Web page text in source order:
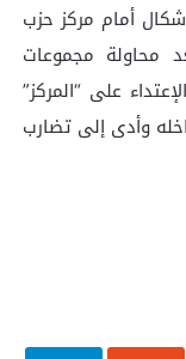
أمام مركز حزب
محاولة مجموعات
على “المركز”
وأدى إلى تضارب